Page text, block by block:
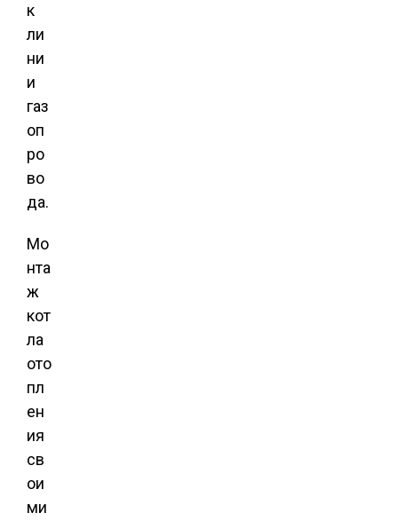
к
ли
ни
и
газ
оп
ро
во
да.
Мо
нта
ж
кот
ла
ото
пл
ен
ия
св
ои
ми